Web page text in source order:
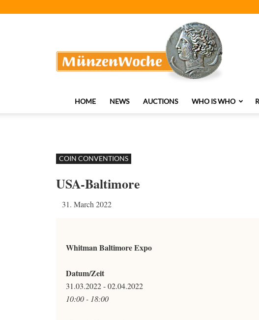
HOME NEWS AUCTIONS WHO IS WHO
COIN CONVENTIONS
USA-Baltimore
31. March 2022
Whitman Baltimore Expo
Datum/Zeit
31.03.2022 - 02.04.2022
10:00 - 18:00